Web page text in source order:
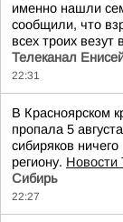
именно нашли
сообщили, что
всех троих везут
Телеканал
22:31
В Красноярском
пропала 5
сибиряков
региону. Новости
Сибирь
22:27